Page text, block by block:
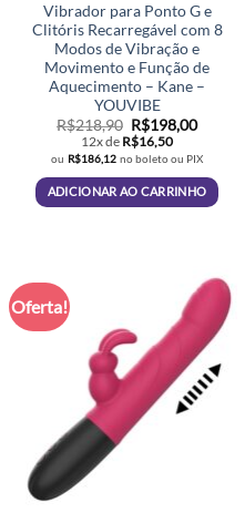
Vibrador para Ponto G e
Clitóris Recarregável com 8
Modos de Vibração e
Movimento e Função de
Aquecimento – Kane –
YOUVIBE
R$218,90 O
preço
original
era:
R$218,90.
R$198,00O
atual
é:
12x de R$16,50
ou R$186,12 no boleto ou PIX
ADICIONAR AO CARRINHO
Oferta!